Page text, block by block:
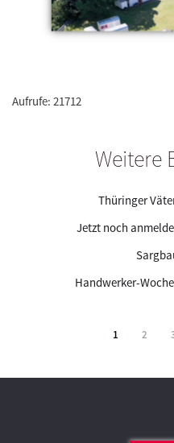
Aufrufe: 21712
Weitere
Thüringer
Jetzt noch
Handwerker-
1 2